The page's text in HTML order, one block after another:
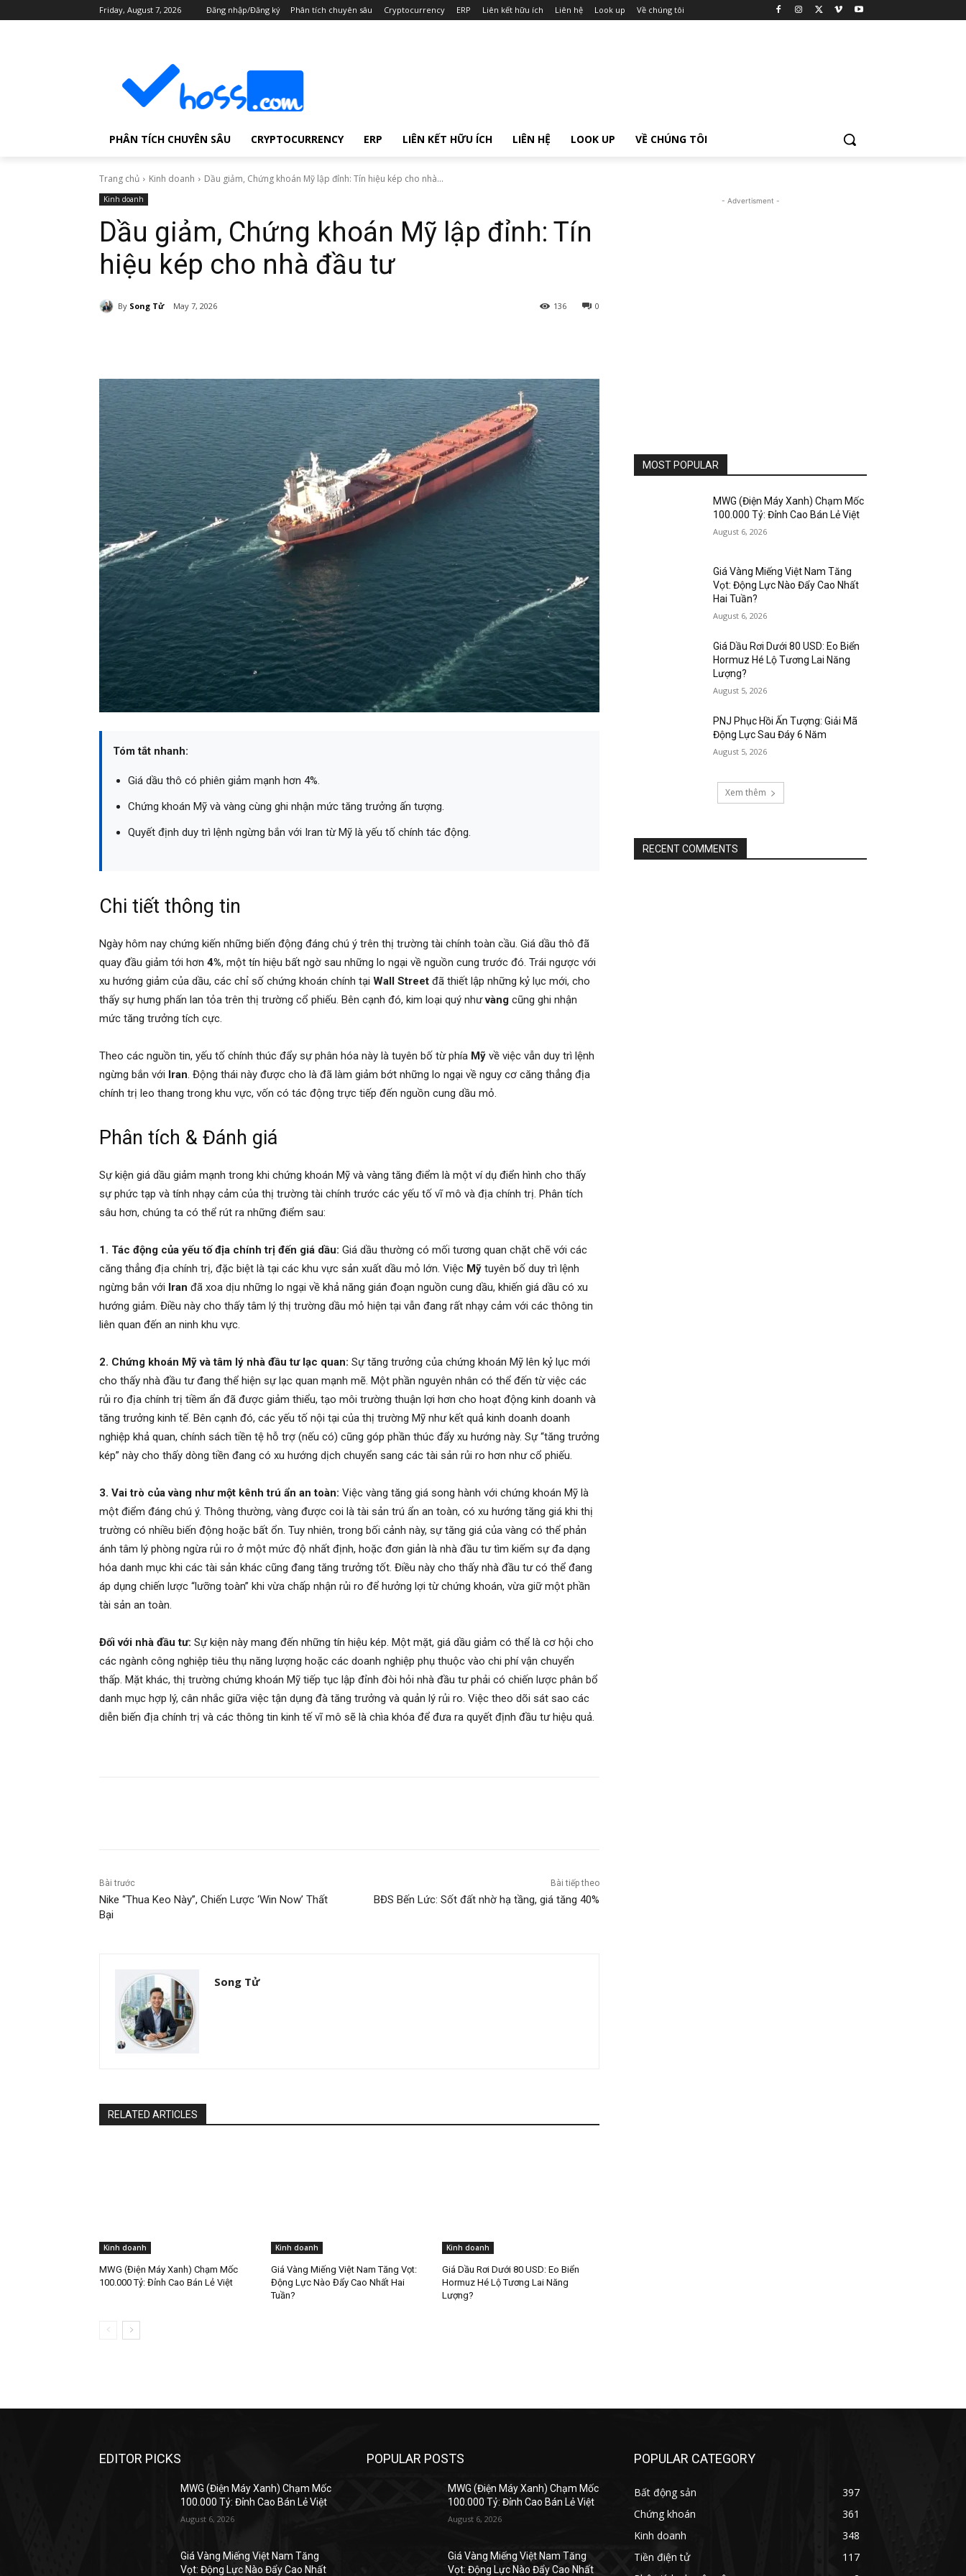
Friday, August 7, 2026 Đăng nhập/Đăng ký Phân tích chuyên sâu Cryptocurrency ERP Liên kết hữu ích Liên hệ Look up Về chúng tôi
PHÂN TÍCH CHUYÊN SÂU CRYPTOCURRENCY ERP LIÊN KẾT HỮU ÍCH LIÊN HỆ LOOK UP VỀ CHÚNG TÔI
Trang chủ Kinh doanh Dầu giảm, Chứng khoán Mỹ lập đỉnh: Tín hiệu kép cho nhà...
Kinh doanh
Dầu giảm, Chứng khoán Mỹ lập đỉnh: Tín
hiệu kép cho nhà đầu tư
By Song Tử May 7, 2026 0
136
Tóm tắt nhanh:
Giá dầu thô có phiên giảm mạnh hơn 4%.
Chứng khoán Mỹ và vàng cùng ghi nhận mức tăng trưởng ấn tượng.
Quyết định duy trì lệnh ngừng bắn với Iran từ Mỹ là yếu tố chính tác động.
Chi tiết thông tin
Ngày hôm nay chứng kiến những biến động đáng chú ý trên thị trường tài chính toàn cầu. Giá dầu thô đã
quay đầu giảm tới hơn 4%, một tín hiệu bất ngờ sau những lo ngại về nguồn cung trước đó. Trái ngược với
xu hướng giảm của dầu, các chỉ số chứng khoán chính tại Wall Street đã thiết lập những kỷ lục mới, cho
thấy sự hưng phấn lan tỏa trên thị trường cổ phiếu. Bên cạnh đó, kim loại quý nhưvàng cũng ghi nhận
mức tăng trưởng tích cực.
Theo các nguồn tin, yếu tố chính thúc đẩy sự phân hóa này là tuyên bố từ phía Mỹ về việc vẫn duy trì lệnh
ngừng bắn với Iran. Động thái này được cho là đã làm giảm bớt những lo ngại về nguy cơ căng thẳng địa
chính trị leo thang trong khu vực, vốn có tác động trực tiếp đến nguồn cung dầu mỏ.
Phân tích & Đánh giá
Sự kiện giá dầu giảm mạnh trong khi chứng khoán Mỹ và vàng tăng điểm là một ví dụ điển hình cho thấy
sự phức tạp và tính nhạy cảm của thị trường tài chính trước các yếu tố vĩ mô và địa chính trị. Phân tích
sâu hơn, chúng ta có thể rút ra những điểm sau:
1. Tác động của yếu tố địa chính trị đến giá dầu: Giá dầu thường có mối tương quan chặt chẽ với các
căng thẳng địa chính trị, đặc biệt là tại các khu vực sản xuất dầu mỏ lớn. Việc Mỹ tuyên bố duy trì lệnh
ngừng bắn với Iran đã xoa dịu những lo ngại về khả năng gián đoạn nguồn cung dầu, khiến giá dầu có xu
hướng giảm. Điều này cho thấy tâm lý thị trường dầu mỏ hiện tại vẫn đang rất nhạy cảm với các thông tin
liên quan đến an ninh khu vực.
2. Chứng khoán Mỹ và tâm lý nhà đầu tư lạc quan: Sự tăng trưởng của chứng khoán Mỹ lên kỷ lục mới
cho thấy nhà đầu tư đang thể hiện sự lạc quan mạnh mẽ. Một phần nguyên nhân có thể đến từ việc các
rủi ro địa chính trị tiềm ẩn đã được giảm thiểu, tạo môi trường thuận lợi hơn cho hoạt động kinh doanh và
tăng trưởng kinh tế. Bên cạnh đó, các yếu tố nội tại của thị trường Mỹ như kết quả kinh doanh doanh
nghiệp khả quan, chính sách tiền tệ hỗ trợ (nếu có) cũng góp phần thúc đẩy xu hướng này. Sự “tăng trưởng
kép” này cho thấy dòng tiền đang có xu hướng dịch chuyển sang các tài sản rủi ro hơn như cổ phiếu.
3. Vai trò của vàng như một kênh trú ẩn an toàn: Việc vàng tăng giá song hành với chứng khoán Mỹ là
một điểm đáng chú ý. Thông thường, vàng được coi là tài sản trú ẩn an toàn, có xu hướng tăng giá khi thị
trường có nhiều biến động hoặc bất ổn. Tuy nhiên, trong bối cảnh này, sự tăng giá của vàng có thể phản
ánh tâm lý phòng ngừa rủi ro ở một mức độ nhất định, hoặc đơn giản là nhà đầu tư tìm kiếm sự đa dạng
hóa danh mục khi các tài sản khác cũng đang tăng trưởng tốt. Điều này cho thấy nhà đầu tư có thể đang
áp dụng chiến lược “lưỡng toàn” khi vừa chấp nhận rủi ro để hưởng lợi từ chứng khoán, vừa giữ một phần
tài sản an toàn.
Đối với nhà đầu tư: Sự kiện này mang đến những tín hiệu kép. Một mặt, giá dầu giảm có thể là cơ hội cho
các ngành công nghiệp tiêu thụ năng lượng hoặc các doanh nghiệp phụ thuộc vào chi phí vận chuyển
thấp. Mặt khác, thị trường chứng khoán Mỹ tiếp tục lập đỉnh đòi hỏi nhà đầu tư phải có chiến lược phân bổ
danh mục hợp lý, cân nhắc giữa việc tận dụng đà tăng trưởng và quản lý rủi ro. Việc theo dõi sát sao các
diễn biến địa chính trị và các thông tin kinh tế vĩ mô sẽ là chìa khóa để đưa ra quyết định đầu tư hiệu quả.
Bài trước
Nike “Thua Keo Này”, Chiến Lược ‘Win Now’ Thất
Bại
Bài tiếp theo
BĐS Bến Lức: Sốt đất nhờ hạ tầng, giá tăng 40%
Song Tử
RELATED ARTICLES
Kinh doanh
MWG (Điện Máy Xanh) Chạm Mốc
100.000 Tỷ: Đỉnh Cao Bán Lẻ Việt
Kinh doanh
Giá Vàng Miếng Việt Nam Tăng Vọt:
Động Lực Nào Đẩy Cao Nhất Hai
Tuần?
Kinh doanh
Giá Dầu Rơi Dưới 80 USD: Eo Biển
Hormuz Hé Lộ Tương Lai Năng
Lượng?
- Advertisment -
MOST POPULAR
MWG (Điện Máy Xanh) Chạm Mốc
100.000 Tỷ: Đỉnh Cao Bán Lẻ Việt
August 6, 2026
Giá Vàng Miếng Việt Nam Tăng
Vọt: Động Lực Nào Đẩy Cao Nhất
Hai Tuần?
August 6, 2026
Giá Dầu Rơi Dưới 80 USD: Eo Biển
Hormuz Hé Lộ Tương Lai Năng
Lượng?
August 5, 2026
PNJ Phục Hồi Ấn Tượng: Giải Mã
Động Lực Sau Đáy 6 Năm
August 5, 2026
Xem thêm
RECENT COMMENTS
EDITOR PICKS
MWG (Điện Máy Xanh) Chạm Mốc
100.000 Tỷ: Đỉnh Cao Bán Lẻ Việt
August 6, 2026
Giá Vàng Miếng Việt Nam Tăng
Vọt: Động Lực Nào Đẩy Cao Nhất
POPULAR POSTS
MWG (Điện Máy Xanh) Chạm Mốc
100.000 Tỷ: Đỉnh Cao Bán Lẻ Việt
August 6, 2026
Giá Vàng Miếng Việt Nam Tăng
Vọt: Động Lực Nào Đẩy Cao Nhất
POPULAR CATEGORY
Bất động sản
397
Chứng khoán
361
Kinh doanh
348
Tiền điện tử
117